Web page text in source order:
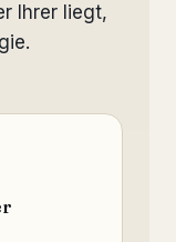
Ihrer liegt,